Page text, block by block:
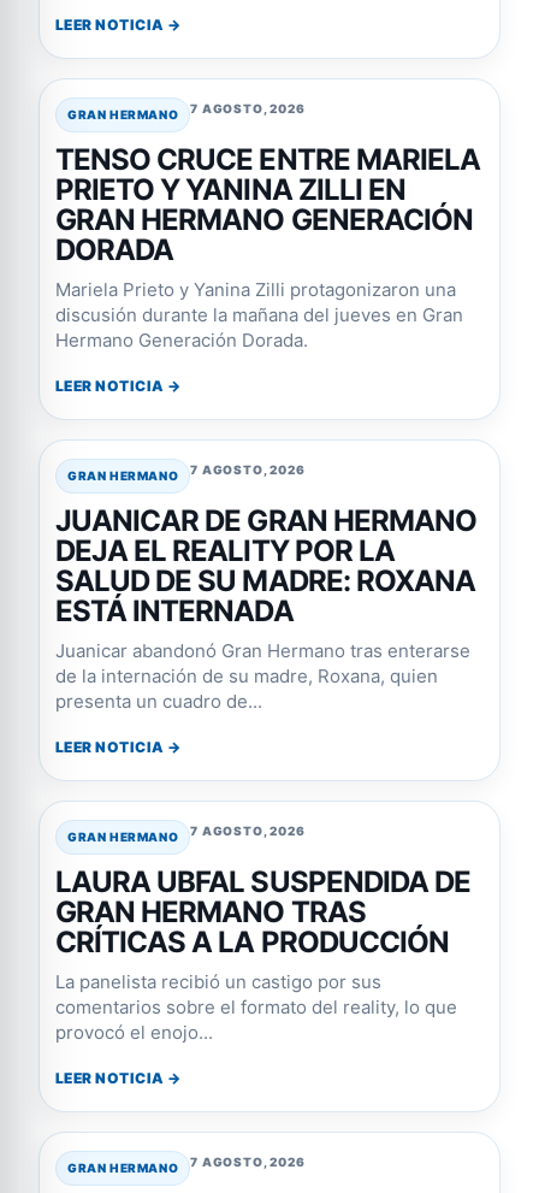
LEER NOTICIA →
GRAN HERMANO 7 AGOSTO, 2026
TENSO CRUCE ENTRE MARIELA
PRIETO Y YANINA ZILLI EN
GRAN HERMANO GENERACIÓN
DORADA
Mariela Prieto y Yanina Zilli protagonizaron una
discusión durante la mañana del jueves en Gran
Hermano Generación Dorada.
LEER NOTICIA →
GRAN HERMANO 7 AGOSTO, 2026
JUANICAR DE GRAN HERMANO
DEJA EL REALITY POR LA
SALUD DE SU MADRE: ROXANA
ESTÁ INTERNADA
Juanicar abandonó Gran Hermano tras enterarse
de la internación de su madre, Roxana, quien
presenta un cuadro de...
LEER NOTICIA →
GRAN HERMANO 7 AGOSTO, 2026
LAURA UBFAL SUSPENDIDA DE
GRAN HERMANO TRAS
CRÍTICAS A LA PRODUCCIÓN
La panelista recibió un castigo por sus
comentarios sobre el formato del reality, lo que
provocó el enojo...
LEER NOTICIA →
GRAN HERMANO 7 AGOSTO, 2026